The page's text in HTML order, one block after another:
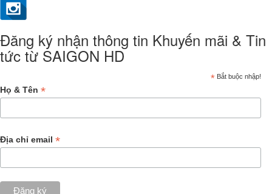
Đăng ký nhận thông tin Khuyến mãi & Tin
tức từ SAIGON HD
* Bắt buộc nhập!
Họ & Tên *
Địa chỉ email *